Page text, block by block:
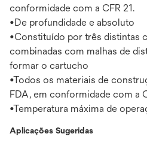
conformidade com a CFR 21.
•De profundidade e absoluto
•Constituído por três distintas
combinadas com malhas de
formar o cartucho
•Todos os materiais de
FDA, em conformidade com a
•Temperatura máxima de
Aplicações Sugeridas